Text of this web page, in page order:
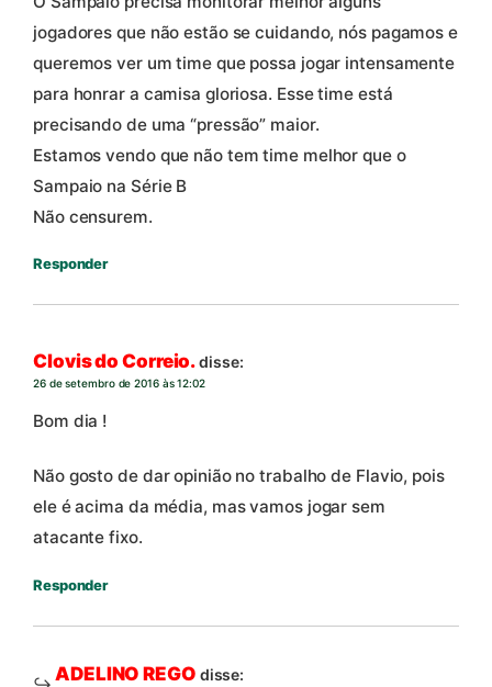
jogadores que não estão se cuidando, nós pagamos e
queremos ver um time que possa jogar intensamente
para honrar a camisa gloriosa. Esse time está
precisando de uma “pressão” maior.
Estamos vendo que não tem time melhor que o
Sampaio na Série B
Não censurem.
Responder
Clovis do Correio.disse:
26 de setembro de 2016 às 12:02
Bom dia !
Não gosto de dar opinião no trabalho de Flavio, pois
ele é acima da média, mas vamos jogar sem
atacante fixo.
Responder
ADELINO REGO disse: